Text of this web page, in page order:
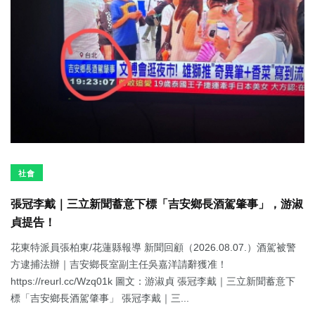
社會
張冠李戴｜三立新聞蓄意下標「吉安鄉長酒駕肇事」，游淑
貞提告！
花東特派員張柏東/花蓮縣報導 新聞回顧（2026.08.07.）酒駕被警
方逮捕法辦｜吉安鄉長室副主任吳嘉洋請辭獲准！
https://reurl.cc/Wzq01k 圖文：游淑貞 張冠李戴｜三立新聞蓄意下
標「吉安鄉長酒駕肇事」 張冠李戴｜三...